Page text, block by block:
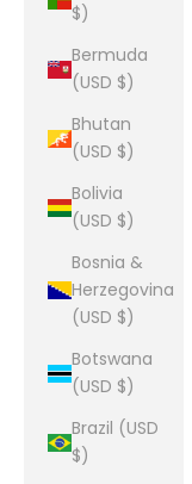
$)
Bermuda
(USD $)
Bhutan
(USD $)
Bolivia
(USD $)
Bosnia &
Herzegovina
(USD $)
Botswana
(USD $)
Brazil (USD
$)